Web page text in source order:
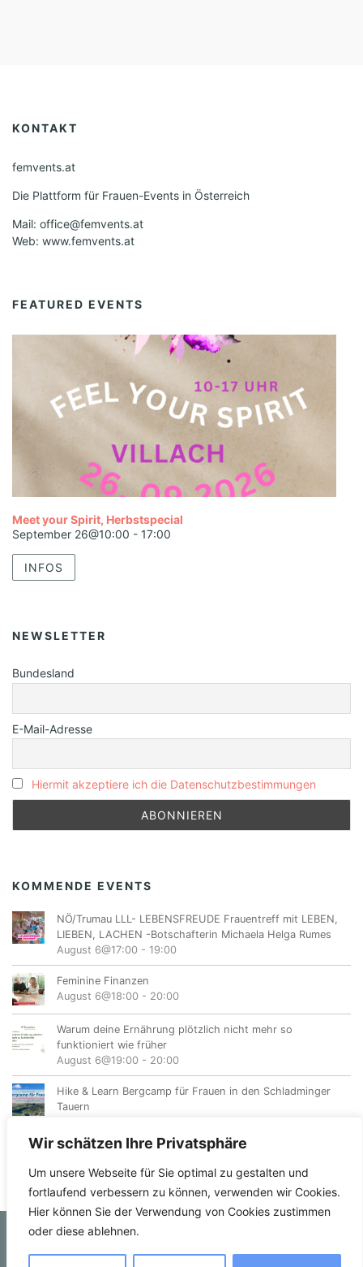
Wir schätzen Ihre Privatsphäre
Um unsere Webseite für Sie optimal zu gestalten und
fortlaufend verbessern zu können, verwenden wir Cookies.
Hier können Sie der Verwendung von Cookies zustimmen
oder diese ablehnen.
KONTAKT
femvents.at
Die Plattform für Frauen-Events in Österreich
Mail: office@femvents.at
Web: www.femvents.at
FEATURED EVENTS
Meet your Spirit, Herbstspecial
September 26@10:00 - 17:00
INFOS
NEWSLETTER
Bundesland
E-Mail-Adresse
Hiermit akzeptiere ich die Datenschutzbestimmungen
KOMMENDE EVENTS
NÖ/Trumau LLL- LEBENSFREUDE Frauentreff mit LEBEN,
LIEBEN, LACHEN -Botschafterin Michaela Helga Rumes
August 6@17:00 - 19:00
Feminine Finanzen
August 6@18:00 - 20:00
Warum deine Ernährung plötzlich nicht mehr so
funktioniert wie früher
August 6@19:00 - 20:00
Hike & Learn Bergcamp für Frauen in den Schladminger
Tauern